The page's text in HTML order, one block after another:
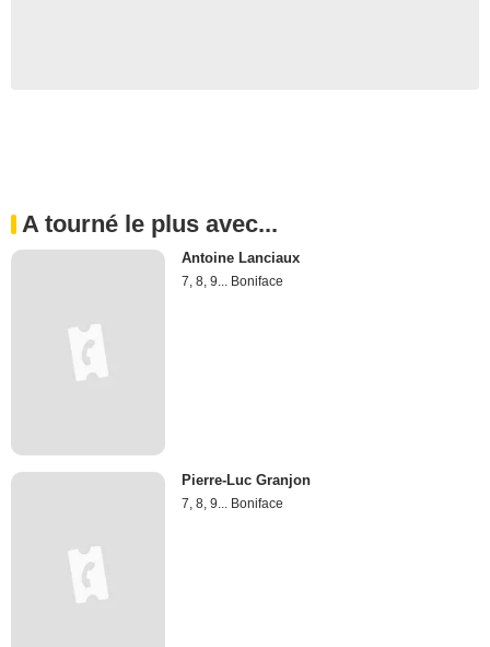
A tourné le plus avec...
Antoine Lanciaux
7, 8, 9... Boniface
Pierre-Luc Granjon
7, 8, 9... Boniface